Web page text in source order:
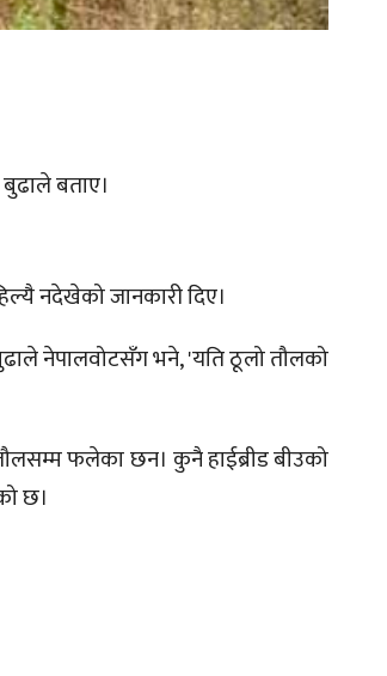
बताए।
नदेखेको जानकारी दिए।
बुढाले नेपालवोटसँग भने, 'यति ठूलो तौलको
फलेका छन। कुनै हाईब्रीड बीउको
छ।